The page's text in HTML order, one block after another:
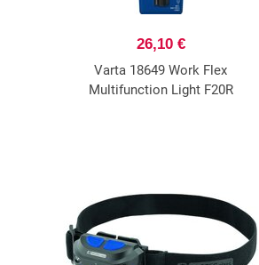
26,10 €
Varta 18649 Work Flex
Multifunction Light F20R